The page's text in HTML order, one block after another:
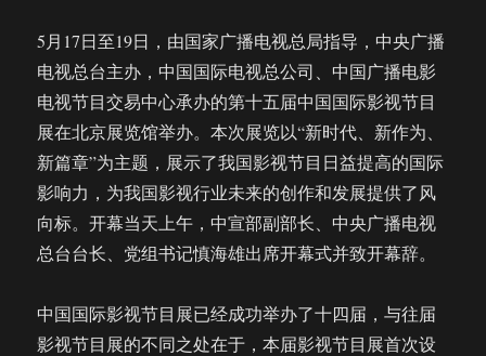
5月17日至19日，由国家广播电视总局指导，中央广播
电视总台主办，中国国际电视总公司、中国广播电影
电视节目交易中心承办的第十五届中国国际影视节目
展在北京展览馆举办。本次展览以“新时代、新作为、
新篇章”为主题，展示了我国影视节目日益提高的国际
影响力，为我国影视行业未来的创作和发展提供了风
向标。开幕当天上午，中宣部副部长、中央广播电视
总台台长、党组书记慎海雄出席开幕式并致开幕辞。
中国国际影视节目展已经成功举办了十四届，与往届
影视节目展的不同之处在于，本届影视节目展首次设